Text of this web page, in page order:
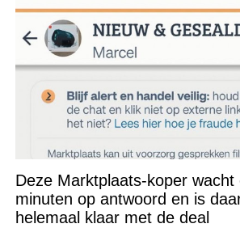
Deze Marktplaats-koper wacht
minuten op antwoord en is
helemaal klaar met de deal